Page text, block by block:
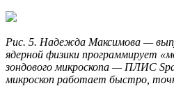
Рис. 5. Надежда Максимова —
ядерной физики программирует
зондового микроскопа — ПЛИС
микроскоп работает быстро,